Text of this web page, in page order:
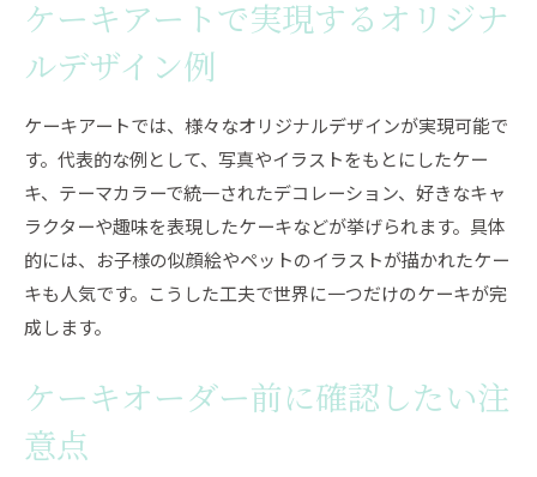
ケーキアートで実現するオリジナ
ルデザイン例
ケーキアートでは、様々なオリジナルデザインが実現可能で
す。代表的な例として、写真やイラストをもとにしたケー
キ、テーマカラーで統一されたデコレーション、好きなキャ
ラクターや趣味を表現したケーキなどが挙げられます。具体
的には、お子様の似顔絵やペットのイラストが描かれたケー
キも人気です。こうした工夫で世界に一つだけのケーキが完
成します。
ケーキオーダー前に確認したい注
意点